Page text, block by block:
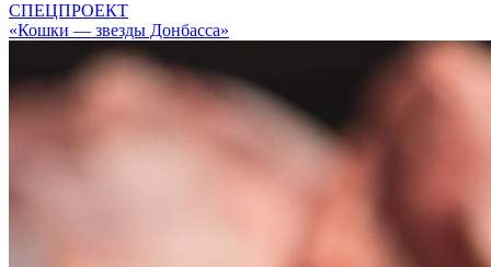
СПЕЦПРОЕКТ
«Кошки — звезды Донбасса»